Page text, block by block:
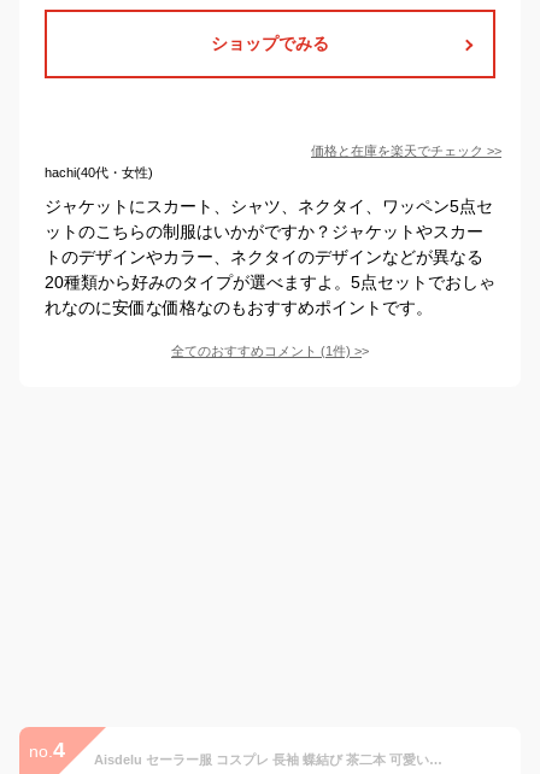
ショップでみる
価格と在庫を楽天でチェック >>
hachi(40代・女性)
ジャケットにスカート、シャツ、ネクタイ、ワッペン5点セ
ットのこちらの制服はいかがですか？ジャケットやスカー
トのデザインやカラー、ネクタイのデザインなどが異なる
20種類から好みのタイプが選べますよ。5点セットでおしゃ
れなのに安価な価格なのもおすすめポイントです。
全てのおすすめコメント (1件) >
no. 4 Aisdelu セーラー服 コスプレ 長袖 蝶結び 茶二本 可愛い 清純 女子制服 学生服 女子高校生 高校生 学生 制服 コスチューム 3点セット コスチューム 3点セット jk 制服 せいふく コスプレ